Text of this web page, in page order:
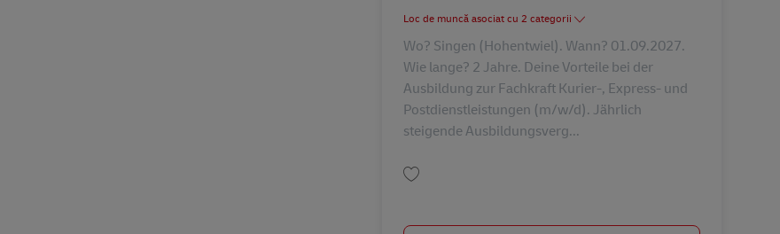
Loc de muncă asociat cu 2 categorii
Wo? Singen (Hohentwiel). Wann? 01.09.2027.
Wie lange? 2 Jahre. Deine Vorteile bei der
Ausbildung zur Fachkraft Kurier-, Express- und
Postdienstleistungen (m/w/d). Jährlich
steigende Ausbildungsverg...